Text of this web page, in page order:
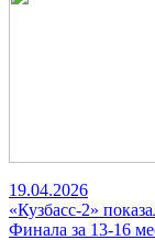
19.04.2026
«Кузбасс-2»
Финала за 13-16